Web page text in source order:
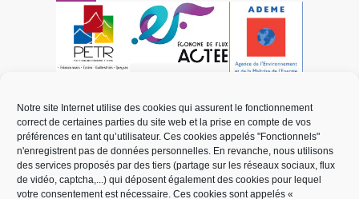
Notre site Internet utilise des cookies qui assurent le fonctionnement
correct de certaines parties du site web et la prise en compte de vos
préférences en tant qu’utilisateur. Ces cookies appelés "Fonctionnels"
n'enregistrent pas de données personnelles. En revanche, nous utilisons
des services proposés par des tiers (partage sur les réseaux sociaux, flux
de vidéo, captcha,...) qui déposent également des cookies pour lequel
votre consentement est nécessaire. Ces cookies sont appelés «
Liens utiles
Électricité et réseaux
Mobilité électrique
Énergies renouvelables